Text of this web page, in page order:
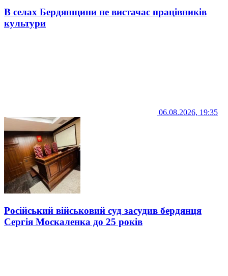
В селах Бердянщини не вистачає працівників
культури
06.08.2026, 19:35
Російський військовий суд засудив бердянця
Сергія Москаленка до 25 років